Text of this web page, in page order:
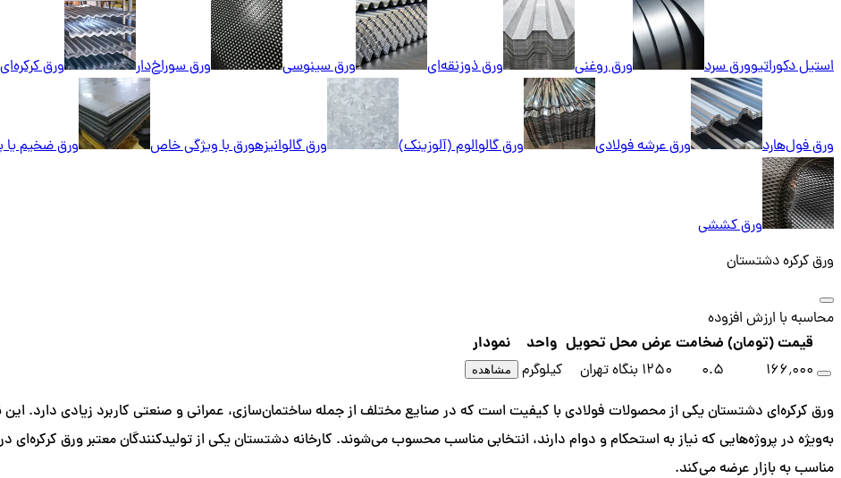
استیل دکوراتیوورق سرد ورق روغنی ورق ذوزنقه‌ای ورق سینوسی ورق سوراخ‌دار ورق کرکره‌ای
ورق فول‌هارد ورق عرشه فولادی ورق گالوالوم (آلوزینک) ورق گالوانیزهورق با ویژگی خاص ورق ضخیم یا
ورق کششی
ورق کرکره دشتستان
محاسبه با ارزش افزوده
قیمت (تومان) ضخامت عرض محل تحویل واحد نمودار
۱۶۶٬۰۰۰ 0.5
1250 بنگاه تهران کیلوگرم مشاهده
ورق کرکره‌ای دشتستان یکی از محصولات فولادی با کیفیت است که در صنایع مختلف از جمله ساختمان‌سازی، عمرانی و صنعتی کاربرد زیادی دارد. این
به‌ویژه در پروژه‌هایی که نیاز به استحکام و دوام دارند، انتخابی مناسب محسوب می‌شوند. کارخانه دشتستان یکی از تولیدکنندگان معتبر ورق
مناسب به بازار عرضه می‌کند.